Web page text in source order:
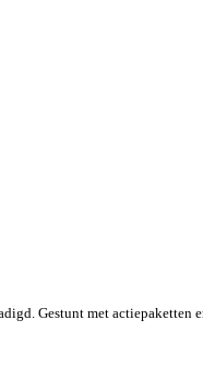
Gestunt met actiepaketten